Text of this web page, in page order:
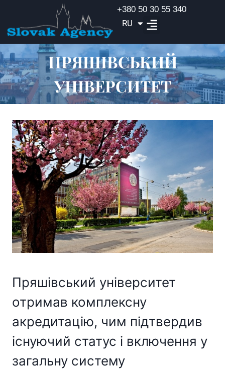
+380 50 30 55 340
RU
EN
ПРЯШІВСЬКИЙ
УНІВЕРСИТЕТ
Пряшівський університет
отримав комплексну
акредитацію, чим підтвердив
існуючий статус і включення у
загальну систему